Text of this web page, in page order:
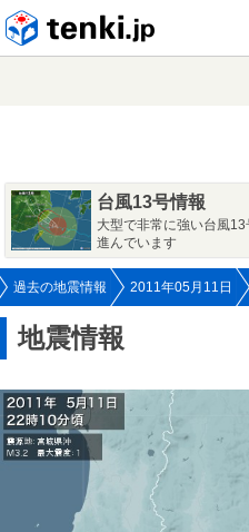
台風13号情報
大型で非常に強い台風
進んでいます
過去の地震情報 2011年05月11日
地震情報